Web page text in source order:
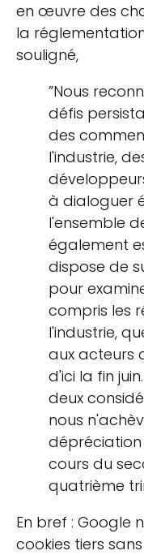
en œuvre des
la
souligné,
”Nous
défis
des
l'industrie,
à dialoguer
l'ensemble
également
dispose de
pour
compris les
l'industrie,
aux acteurs
d'ici la fin
deux
nous
dépréciation
cours du
quatrième
En bref : Google
cookies tiers